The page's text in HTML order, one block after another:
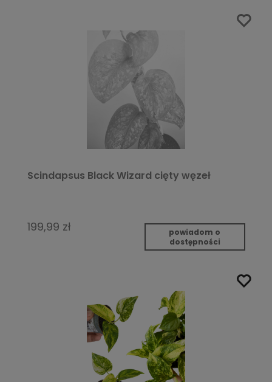
Scindapsus Black Wizard cięty węzeł
199,99 zł
powiadom o
dostępności